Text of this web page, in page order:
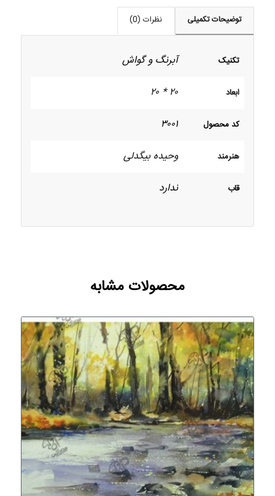
توضیحات تکمیلی نظرات (0)
تکنیک آبرنگ و گواش
ابعاد ۲۰ * ۲۰
کد محصول ۳۰۰۱
هنرمند وحیده بیگدلی
قاب ندارد
محصولات مشابه